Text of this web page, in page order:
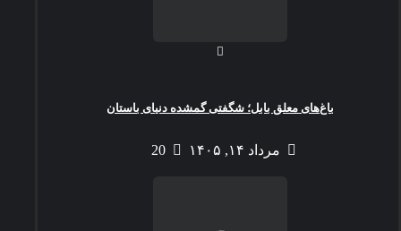
باغ‌های معلق بابل؛ شگفتی گمشده دنیای باستان
مرداد ۱۴, ۱۴۰۵ 20